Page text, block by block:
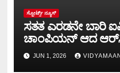
ಸ್ಪೋರ್ಟ್ಸ್ ನ್ಯೂಸ್
ಸತತ ಎರಡನೇ ಬಾರಿ
ಚಾಂಪಿಯನ್ ಆದ
JUN 1, 2026